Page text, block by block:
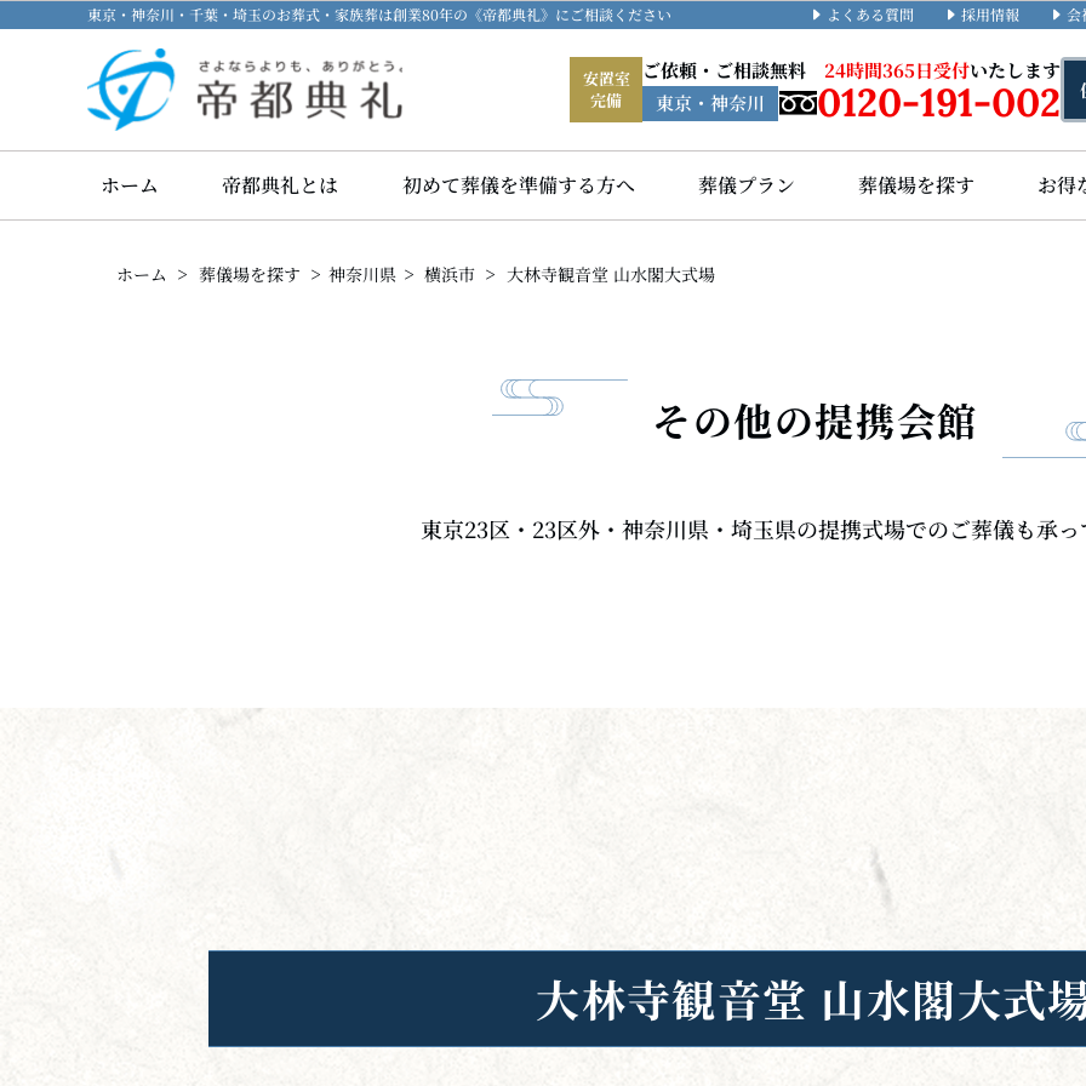
東京・神奈川・千葉・埼玉のお葬式・家族葬は創業80年の《帝都典礼》にご相談ください よくある質問 採用情報 会
安置室
完備
ご依頼・ご相談無料 24時間365日受付いたします
東京・神奈川
0120-191-002
ホーム 帝都典礼とは 初めて葬儀を準備する方へ 葬儀プラン 葬儀場を探す お得
ホーム > 葬儀場を探す > 神奈川県 > 横浜市 > 大林寺観音堂 山水閣大式場
その他の提携会館
東京23区・23区外・神奈川県・埼玉県の提携式場でのご葬儀も承
大林寺観音堂 山水閣大式